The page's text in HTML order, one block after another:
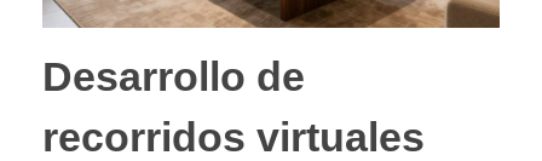
Desarrollo de
recorridos virtuales